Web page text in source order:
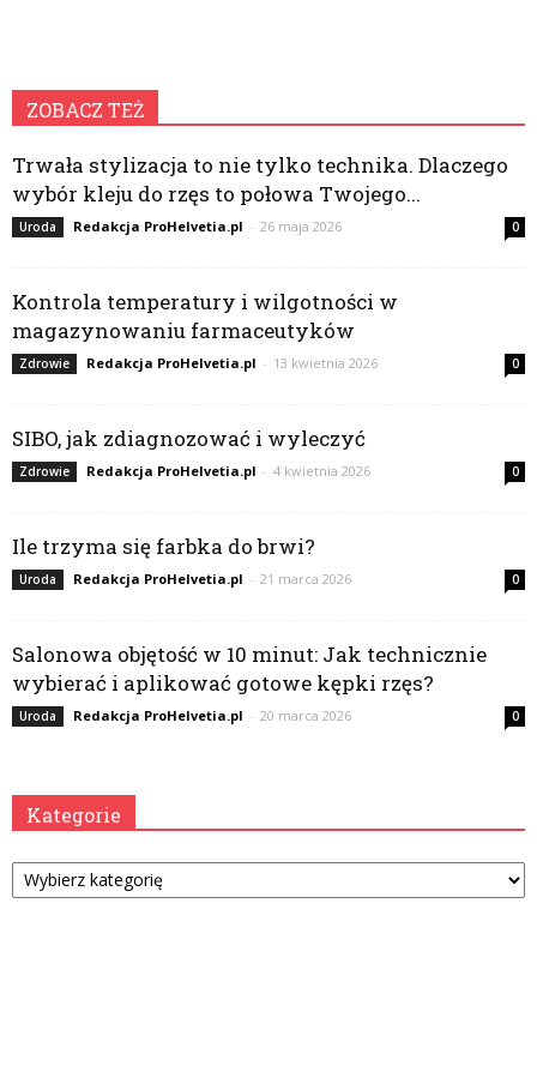
ZOBACZ TEŻ
Trwała stylizacja to nie tylko technika. Dlaczego
wybór kleju do rzęs to połowa Twojego...
Uroda Redakcja ProHelvetia.pl - 26 maja 2026 0
Kontrola temperatury i wilgotności w
magazynowaniu farmaceutyków
Zdrowie Redakcja ProHelvetia.pl - 13 kwietnia 2026 0
SIBO, jak zdiagnozować i wyleczyć
Zdrowie Redakcja ProHelvetia.pl - 4 kwietnia 2026 0
Ile trzyma się farbka do brwi?
Uroda Redakcja ProHelvetia.pl - 21 marca 2026 0
Salonowa objętość w 10 minut: Jak technicznie
wybierać i aplikować gotowe kępki rzęs?
Uroda Redakcja ProHelvetia.pl - 20 marca 2026 0
Kategorie
Kategorie